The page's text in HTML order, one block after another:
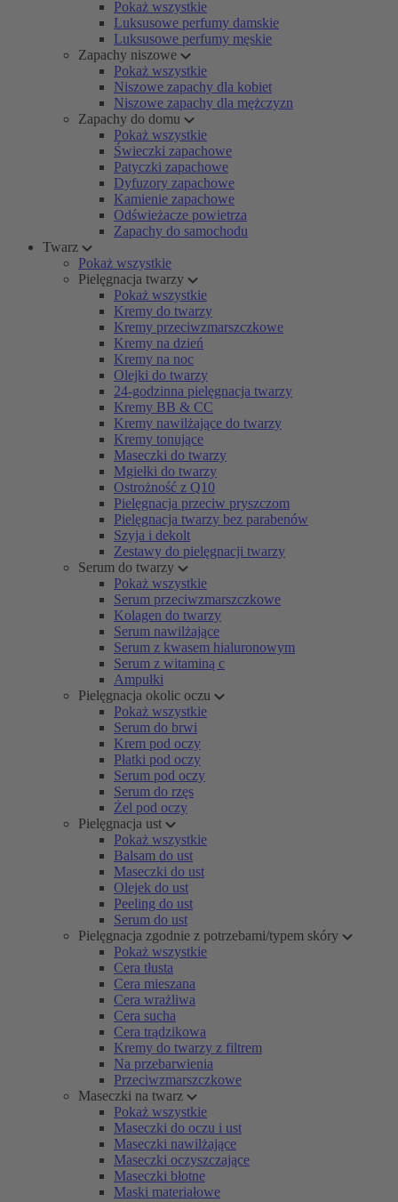
Pokaż wszystkie
Luksusowe perfumy damskie
Luksusowe perfumy męskie
Zapachy niszowe
Pokaż wszystkie
Niszowe zapachy dla kobiet
Niszowe zapachy dla mężczyzn
Zapachy do domu
Pokaż wszystkie
Świeczki zapachowe
Patyczki zapachowe
Dyfuzory zapachowe
Kamienie zapachowe
Odświeżacze powietrza
Zapachy do samochodu
Twarz
Pokaż wszystkie
Pielęgnacja twarzy
Pokaż wszystkie
Kremy do twarzy
Kremy przeciwzmarszczkowe
Kremy na dzień
Kremy na noc
Olejki do twarzy
24-godzinna pielęgnacja twarzy
Kremy BB & CC
Kremy nawilżające do twarzy
Kremy tonujące
Maseczki do twarzy
Mgiełki do twarzy
Ostrożność z Q10
Pielęgnacja przeciw pryszczom
Pielęgnacja twarzy bez parabenów
Szyja i dekolt
Zestawy do pielęgnacji twarzy
Serum do twarzy
Pokaż wszystkie
Serum przeciwzmarszczkowe
Kolagen do twarzy
Serum nawilżające
Serum z kwasem hialuronowym
Serum z witaminą c
Ampułki
Pielęgnacja okolic oczu
Pokaż wszystkie
Serum do brwi
Krem pod oczy
Płatki pod oczy
Serum pod oczy
Serum do rzęs
Żel pod oczy
Pielęgnacja ust
Pokaż wszystkie
Balsam do ust
Maseczki do ust
Olejek do ust
Peeling do ust
Serum do ust
Pielęgnacja zgodnie z potrzebami/typem skóry
Pokaż wszystkie
Cera tłusta
Cera mieszana
Cera wrażliwa
Cera sucha
Cera trądzikowa
Kremy do twarzy z filtrem
Na przebarwienia
Przeciwzmarszczkowe
Maseczki na twarz
Pokaż wszystkie
Maseczki do oczu i ust
Maseczki nawilżające
Maseczki oczyszczające
Maseczki błotne
Maski materiałowe